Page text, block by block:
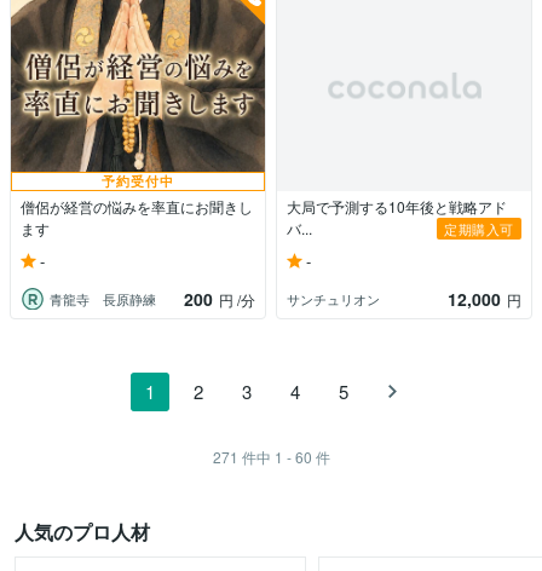
予約受付中
僧侶が経営の悩みを率直にお聞きし
ます
-
青龍寺 長原静練 200 円 /分
大局で予測する10年後と戦略アド
バ...
定期購入可
-
サンチュリオン 12,000 円
1 2 3 4 5
271 件中 1 - 60 件
人気のプロ人材